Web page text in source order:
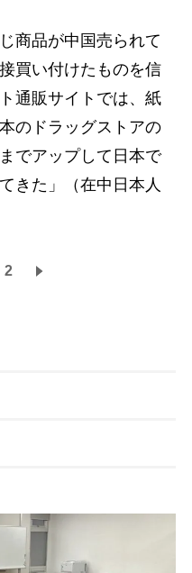
商品が中国売られて
買い付けたものを信
通販サイトでは、紙
のドラッグストアの
でアップして日本で
きた」（在中日本人
2